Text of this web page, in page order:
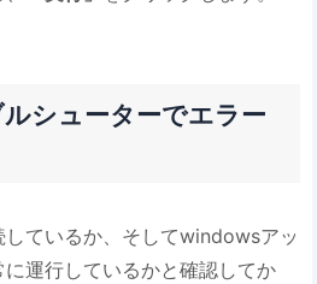
シューターでエラー
ているか、そしてwindowsアッ
運行しているかと確認してか